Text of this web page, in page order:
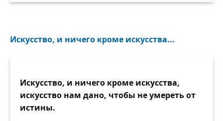
Искусство, и ничего кроме искусства...
Искусство, и ничего кроме искусства,
искусство нам дано, чтобы не умереть от
истины.